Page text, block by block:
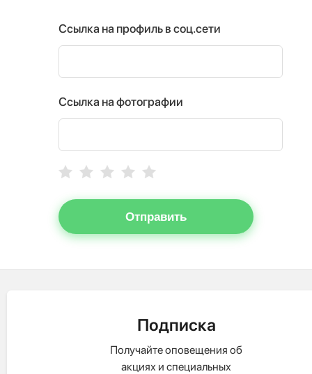
Ссылка на профиль в соц.сети
Ссылка на фотографии
Отправить
Подписка
Получайте оповещения об
акциях и специальных